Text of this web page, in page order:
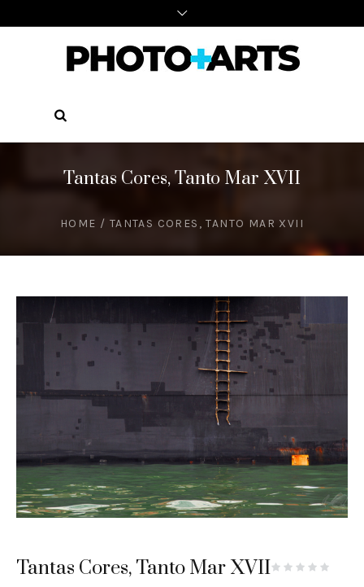
Tantas Cores, Tanto Mar XVII
HOME / TANTAS CORES, TANTO MAR XVII
Tantas Cores, Tanto Mar XVII